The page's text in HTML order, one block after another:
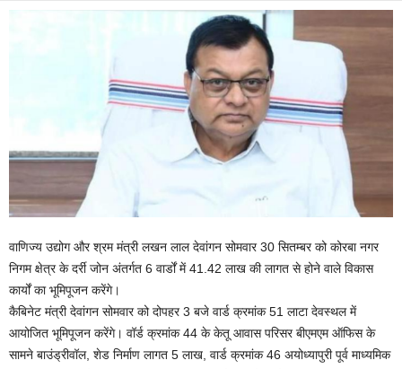
वाणिज्य उद्योग और श्रम मंत्री लखन लाल देवांगन सोमवार 30 सितम्बर को कोरबा नगर
निगम क्षेत्र के दर्री जोन अंतर्गत 6 वार्डों में 41.42 लाख की लागत से होने वाले विकास
कार्यों का भूमिपूजन करेंगे।
कैबिनेट मंत्री देवांगन सोमवार को दोपहर 3 बजे वार्ड क्रमांक 51 लाटा देवस्थल में
आयोजित भूमिपूजन करेंगे। वॉर्ड क्रमांक 44 के केतू आवास परिसर बीएमएम ऑफिस के
सामने बाउंड्रीवॉल, शेड निर्माण लागत 5 लाख, वार्ड क्रमांक 46 अयोध्यापुरी पूर्व माध्यमिक